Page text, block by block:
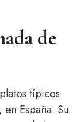
de
típicos
España. Su